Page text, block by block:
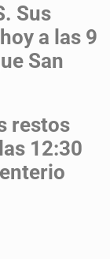
Sus
a las 9
San
restos
12:30